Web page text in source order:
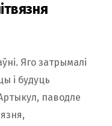
Яго затрымалі
і будуць
паводле